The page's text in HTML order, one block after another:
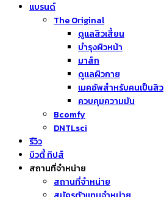
แบรนด์
The Original
ดูแลสิวเสี้ยน
บำรุงผิวหน้า
มาส์ก
ดูแลผิวกาย
เมคอัพสำหรับคนเป็นสิว
ควบคุมความมัน
Bcomfy
DNTLsci
รีวิว
บิวตี้ ทิปส์
สถานที่จำหน่าย
สถานที่จำหน่าย